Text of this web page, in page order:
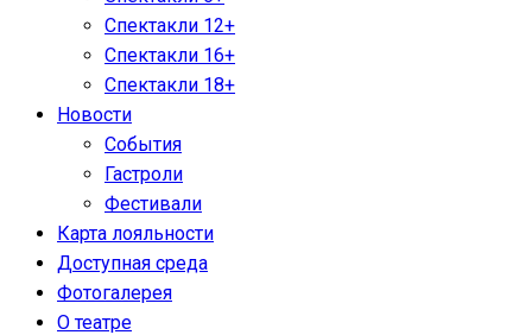
Спектакли 12+
Спектакли 16+
Спектакли 18+
Новости
События
Гастроли
Фестивали
Карта лояльности
Доступная среда
Фотогалерея
О театре